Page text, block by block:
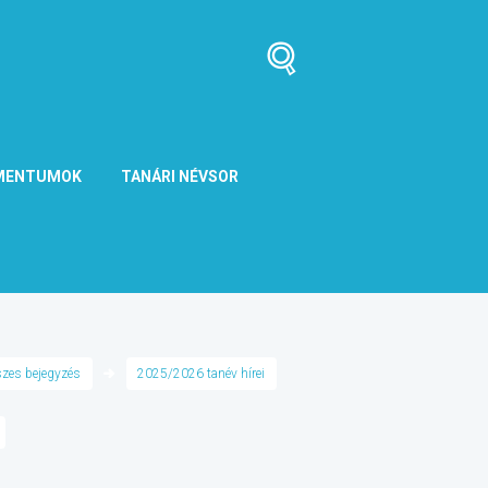
TANÁRI NÉVSOR
bejegyzés 2025/2026 tanév hírei